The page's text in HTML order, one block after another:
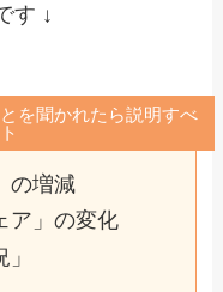
す ↓
を聞かれたら説明すべ
の増減
ア」の変化